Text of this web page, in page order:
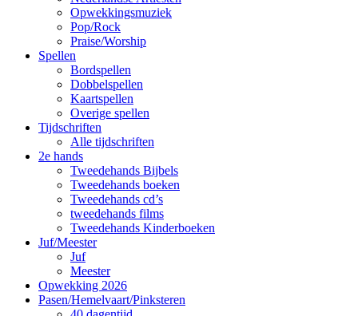
Opwekkingsmuziek
Pop/Rock
Praise/Worship
Spellen
Bordspellen
Dobbelspellen
Kaartspellen
Overige spellen
Tijdschriften
Alle tijdschriften
2e hands
Tweedehands Bijbels
Tweedehands boeken
Tweedehands cd’s
tweedehands films
Tweedehands Kinderboeken
Juf/Meester
Juf
Meester
Opwekking 2026
Pasen/Hemelvaart/Pinksteren